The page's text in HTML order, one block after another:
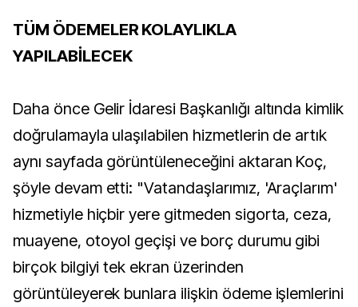
TÜM ÖDEMELER KOLAYLIKLA
YAPILABİLECEK
Daha önce Gelir İdaresi Başkanlığı altında kimlik
doğrulamayla ulaşılabilen hizmetlerin de artık
aynı sayfada görüntüleneceğini aktaran Koç,
şöyle devam etti: "Vatandaşlarımız, 'Araçlarım'
hizmetiyle hiçbir yere gitmeden sigorta, ceza,
muayene, otoyol geçişi ve borç durumu gibi
birçok bilgiyi tek ekran üzerinden
görüntüleyerek bunlara ilişkin ödeme işlemlerini